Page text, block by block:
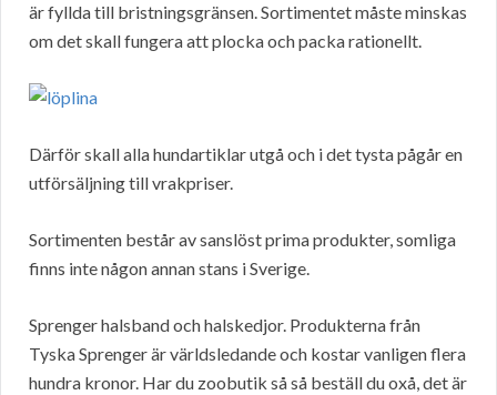
är fyllda till bristningsgränsen. Sortimentet måste minskas
om det skall fungera att plocka och packa rationellt.
Därför skall alla hundartiklar utgå och i det tysta pågår en
utförsäljning till vrakpriser.
Sortimenten består av sanslöst prima produkter, somliga
finns inte någon annan stans i Sverige.
Sprenger halsband och halskedjor. Produkterna från
Tyska Sprenger är världsledande och kostar vanligen flera
hundra kronor. Har du zoobutik så så beställ du oxå, det är